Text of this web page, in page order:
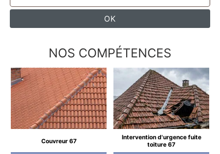
NOS COMPÉTENCES
Couvreur 67
Intervention d'urgence fuite
toiture 67